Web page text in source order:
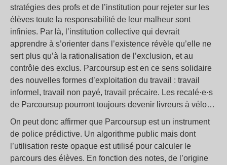
stratégies des profs et de l’institution pour rejeter sur les
élèves toute la responsabilité de leur malheur sont
infinies. Par là, l’institution collective qui devrait
apprendre à s’orienter dans l’existence révèle qu’elle ne
sert plus qu’à la rationalisation de l’exclusion, et au
contrôle des exclus. Parcoursup est en ce sens solidaire
des nouvelles formes d’exploitation du travail : travail
informel, travail non payé, travail précaire. Les recalé·e·s
de Parcoursup pourront toujours devenir livreurs à vélo…
On peut donc affirmer que Parcoursup est un instrument
de police prédictive. Un algorithme public mais dont
l’utilisation reste opaque est utilisé pour calculer le
parcours des élèves. En fonction des notes, de l’origine